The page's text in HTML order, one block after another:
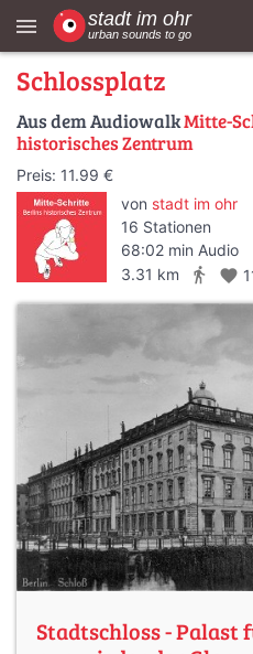
menu
Schlossplatz
Aus dem AudiowalkMitte-
historisches Zentrum
Preis: 11.99 €
von stadt im ohr
16 Stationen
68:02 min Audio
3.31 km
directions_walk favorite
Stadtschloss - Palast